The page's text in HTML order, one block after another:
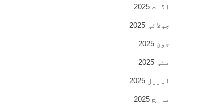
اگست 2025
جولائی 2025
جون 2025
مئی 2025
اپریل 2025
مارچ 2025